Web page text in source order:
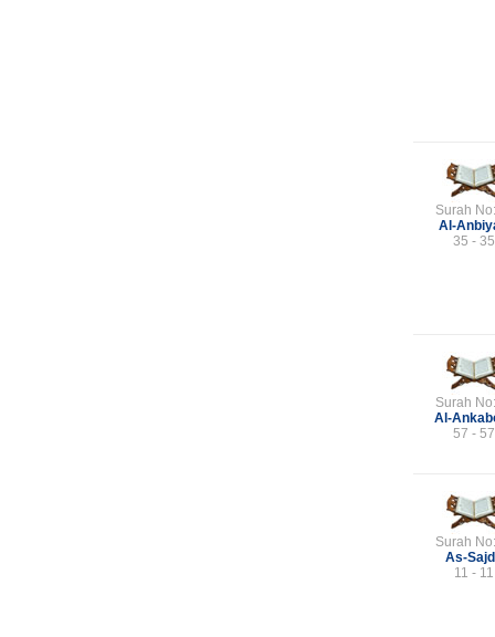
Surah
Al-
35 - 35
Surah
Al-
57 - 57
Surah
As-
11 - 11